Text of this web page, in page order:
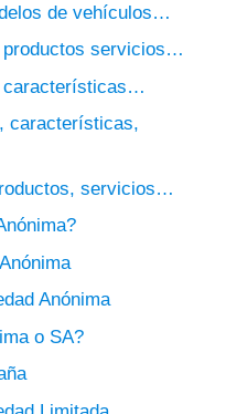
de vehículos…
productos servicios…
características…
características,
servicios…
Anónima
o SA?